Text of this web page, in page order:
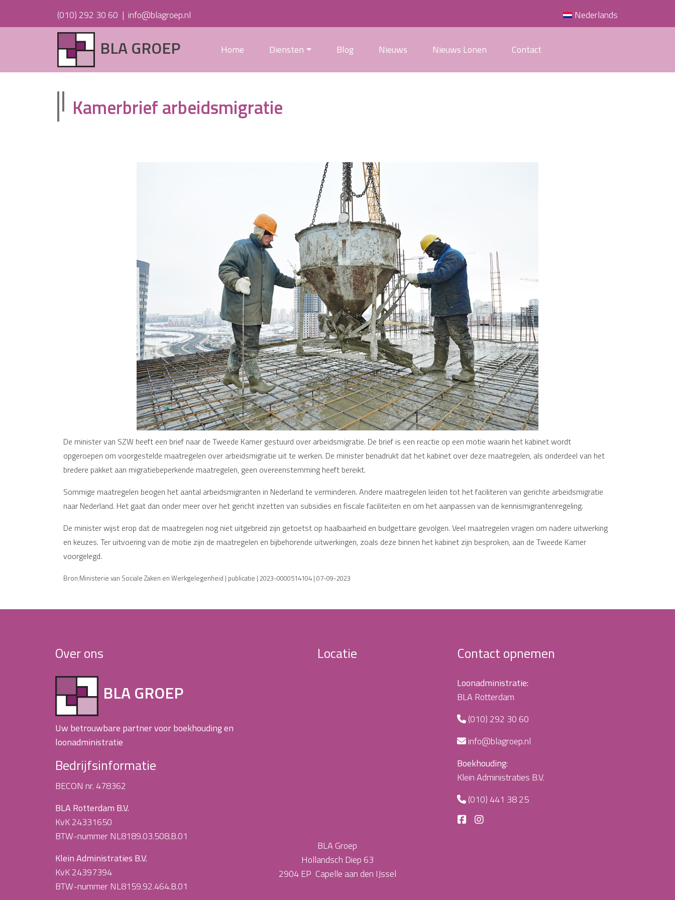
(010) 292 30 60 | info@blagroep.nl Nederlands
BLA GROEP Home Diensten Blog Nieuws Nieuws Lonen Contact
Kamerbrief arbeidsmigratie
De minister van SZW heeft een brief naar de Tweede Kamer gestuurd over arbeidsmigratie. De brief is een reactie op een motie waarin het kabinet wordt
opgeroepen om voorgestelde maatregelen over arbeidsmigratie uit te werken. De minister benadrukt dat het kabinet over deze maatregelen, als onderdeel van het
bredere pakket aan migratiebeperkende maatregelen, geen overeenstemming heeft bereikt.
Sommige maatregelen beogen het aantal arbeidsmigranten in Nederland te verminderen. Andere maatregelen leiden tot het faciliteren van gerichte arbeidsmigratie
naar Nederland. Het gaat dan onder meer over het gericht inzetten van subsidies en fiscale faciliteiten en om het aanpassen van de kennismigrantenregeling.
De minister wijst erop dat de maatregelen nog niet uitgebreid zijn getoetst op haalbaarheid en budgettaire gevolgen. Veel maatregelen vragen om nadere uitwerking
en keuzes. Ter uitvoering van de motie zijn de maatregelen en bijbehorende uitwerkingen, zoals deze binnen het kabinet zijn besproken, aan de Tweede Kamer
voorgelegd.
Bron:Ministerie van Sociale Zaken en Werkgelegenheid | publicatie | 2023-0000514104 | 07-09-2023
Over ons
BLA GROEP
Uw betrouwbare partner voor boekhouding en
loonadministratie
Bedrijfsinformatie
BECON nr. 478362
BLA Rotterdam B.V.
KvK 24331650
BTW-nummer NL8189.03.508.B.01
Klein Administraties B.V.
KvK 24397394
BTW-nummer NL8159.92.464.B.01
Locatie
BLA Groep
Hollandsch Diep 63
2904 EP Capelle aan den IJssel
Contact opnemen
Loonadministratie:
BLA Rotterdam
(010) 292 30 60
info@blagroep.nl
Boekhouding:
Klein Administraties B.V.
(010) 441 38 25